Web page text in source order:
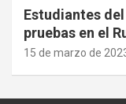
Estudiantes
pruebas en el
15 de marzo de